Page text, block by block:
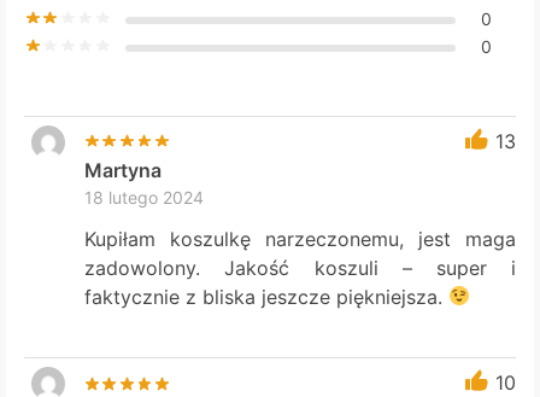
0
0
13
Martyna
18 lutego 2024
Kupiłam koszulkę narzeczonemu, jest maga
zadowolony. Jakość koszuli – super i
faktycznie z bliska jeszcze piękniejsza.
10